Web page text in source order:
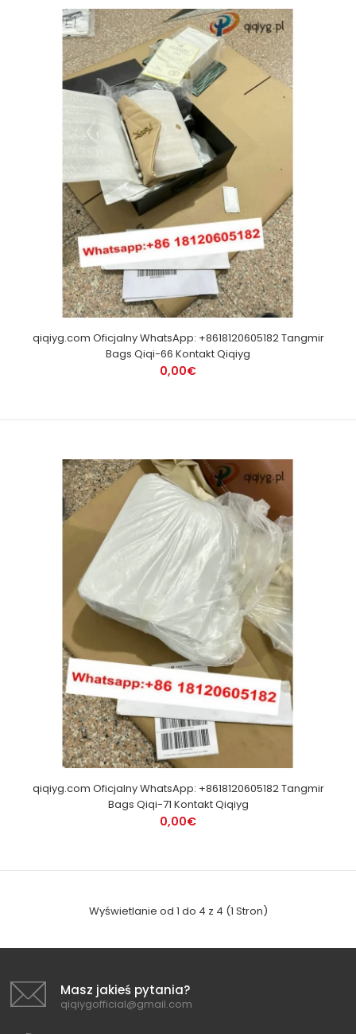
qiqiyg.com Oficjalny WhatsApp: +8618120605182 Tangmir
Bags Qiqi-66 Kontakt Qiqiyg
0,00€
qiqiyg.com Oficjalny WhatsApp: +8618120605182 Tangmir
Bags Qiqi-71 Kontakt Qiqiyg
0,00€
Wyświetlanie od 1 do 4 z 4 (1 Stron)
Masz jakieś pytania?
qiqiygofficial@gmail.com